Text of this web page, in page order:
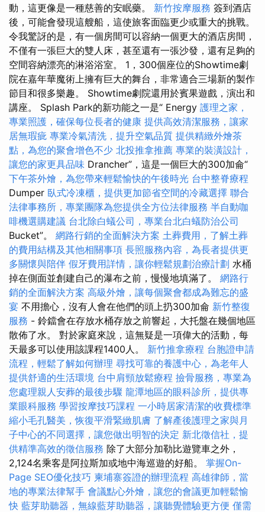
動，這更像是一種慈善的安眠藥。 新竹按摩服務 簽到酒店
後，可能會發現這艘船，這使旅客面臨更少或重大的挑戰。
令我驚訝的是，有一個房間可以容納一個更大的酒店房間，
不僅有一張巨大的雙人床，甚至還有一張沙發，還有足夠的
空間容納漂亮的淋浴浴室。 1，300個座位的Showtime劇
院在嘉年華魔術上擁有巨大的舞台，非常適合三場新的製作
節目和很多樂趣。 Showtime劇院還用於賓果遊戲，演出和
講座。 Splash Park的新功能之一是“ Energy 護理之家，
專業照護，確保每位長者的健康 提供高效清潔服務，讓家
居無瑕疵 專業冷氣清洗，提升空氣品質 提供精緻外燴茶
點，為您的聚會增色不少 北投推拿推薦 專業的裝潢設計，
讓您的家更具品味 Drancher”，這是一個巨大的300加侖“
下午茶外燴，為您帶來輕鬆愉快的午後時光 台中整脊療程
Dumper 臥式冷凍櫃，提供更加節省空間的冷藏選擇 聯合
法律事務所，專業團隊為您提供全方位法律服務 半自動咖
啡機選購建議 台北除白蟻公司，專業台北白蟻防治公司
Bucket”。 網路行銷的全面解決方案 土葬費用，了解土葬
的費用結構及其他相關事項 長照服務內容，為長者提供更
多關懷與陪伴 假牙費用詳情，讓你輕鬆規劃治療計劃 水桶
掉在側面並創建自己的瀑布之前，慢慢地填滿了。 網路行
銷的全面解決方案 高級外燴，讓每個聚會都成為難忘的盛
宴 不用擔心，沒有人會在他們的頭上扔300加侖 新竹整復
服務 - 鈴鐺會在存放水桶存放之前響起，大托盤在幾個地區
散佈了水。 對於家庭來說，這無疑是一項偉大的活動，每
天最多可以使用該課程1400人。 新竹推拿療程 台胞證申請
流程，輕鬆了解如何辦理 尋找可靠的養護中心，為老年人
提供舒適的生活環境 台中肩頸放鬆療程 撿骨服務，專業為
您處理親人安葬的最後步驟 龍潭地區的眼科診所，提供專
業眼科服務 學習按摩技巧課程 一小時居家清潔的收費標準
縮小毛孔醫美，恢復平滑緊緻肌膚 了解產後護理之家與月
子中心的不同選擇，讓您做出明智的決定 新北徵信社，提
供精準高效的徵信服務 除了大部分加勒比遊覽車之外，
2,124名乘客是阿拉斯加或地中海巡遊的好船。 掌握On-
Page SEO優化技巧 柬埔寨簽證的辦理流程 高雄律師，當
地的專業法律幫手 會議點心外燴，讓您的會議更加輕鬆愉
快 藍芽助聽器，無線藍芽助聽器，讓聽覺體驗更方便 僅需